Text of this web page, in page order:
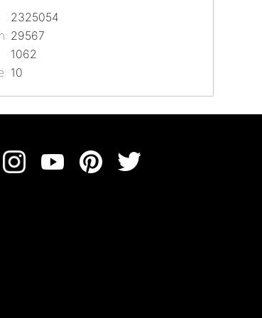
10
2325054
29567
1062